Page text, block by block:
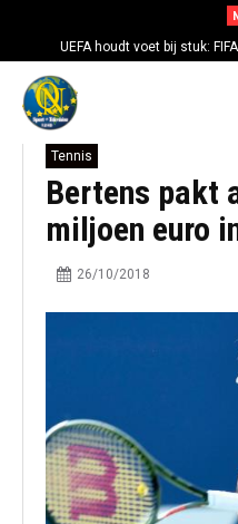
UEFA houdt voet bij stuk:
Tennis
Bertens pakt
miljoen euro
26/10/2018